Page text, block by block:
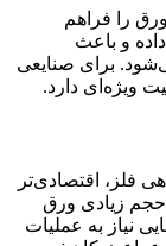
را فراهم
و باعث
برای صنایعی
ویژه‌ای دارد.
فلز، اقتصادی‌تر
حجم زیادی ورق
نیاز به عملیات